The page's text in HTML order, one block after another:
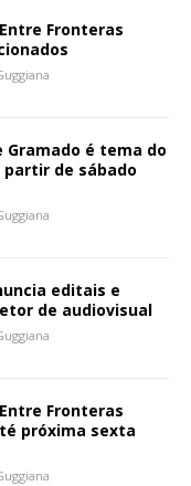
Fronteras
Gramado é tema do
de sábado
editais e
de audiovisual
Fronteras
próxima sexta